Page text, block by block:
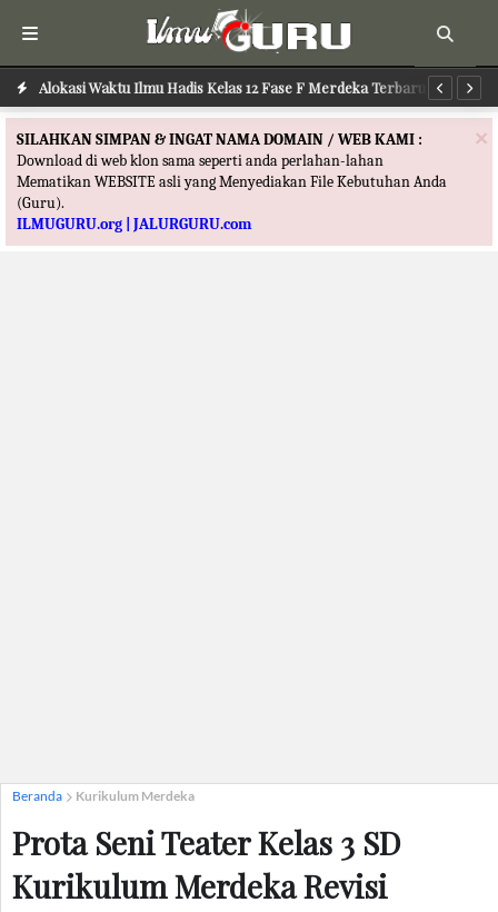
Alokasi Waktu Ilmu Hadis Kelas 12 Fase F Merdeka Terbaru
×
SILAHKAN SIMPAN & INGAT NAMA DOMAIN / WEB KAMI :
Download di web klon sama seperti anda perlahan-lahan
Mematikan WEBSITE asli yang Menyediakan File Kebutuhan Anda
(Guru).
ILMUGURU.org | JALURGURU.com
Beranda Kurikulum Merdeka
Prota Seni Teater Kelas 3 SD
Kurikulum Merdeka Revisi